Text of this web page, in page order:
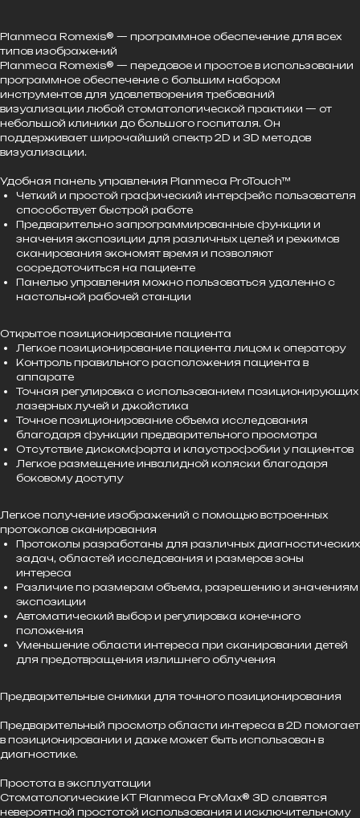
Planmeca Romexis® — программное обеспечение для всех
типов изображений
Planmeca Romexis® — передовое и простое в использовании
программное обеспечение с большим набором
инструментов для удовлетворения требований
визуализации любой стоматологической практики — от
небольшой клиники до большого госпиталя. Он
поддерживает широчайший спектр 2D и 3D методов
визуализации.
Удобная панель управления Planmeca ProTouch™
Четкий и простой графический интерфейс пользователя
способствует быстрой работе
Предварительно запрограммированные функции и
значения экспозиции для различных целей и режимов
сканирования экономят время и позволяют
сосредоточиться на пациенте
Панелью управления можно пользоваться удаленно с
настольной рабочей станции
Открытое позиционирование пациента
Легкое позиционирование пациента лицом к оператору
Контроль правильного расположения пациента в
аппарате
Точная регулировка с использованием позиционирующих
лазерных лучей и джойстика
Точное позиционирование объема исследования
благодаря функции предварительного просмотра
Отсутствие дискомфорта и клаустрофобии у пациентов
Легкое размещение инвалидной коляски благодаря
боковому доступу
Легкое получение изображений с помощью встроенных
протоколов сканирования
Протоколы разработаны для различных диагностических
задач, областей исследования и размеров зоны
интереса
Различие по размерам объема, разрешению и значениям
экспозиции
Автоматический выбор и регулировка конечного
положения
Уменьшение области интереса при сканировании детей
для предотвращения излишнего облучения
Предварительные снимки для точного позиционирования
Предварительный просмотр области интереса в 2D помогает
в позиционировании и даже может быть использован в
диагностике.
Простота в эксплуатации
Стоматологические КТ Planmeca ProMax® 3D славятся
невероятной простотой использования и исключительному